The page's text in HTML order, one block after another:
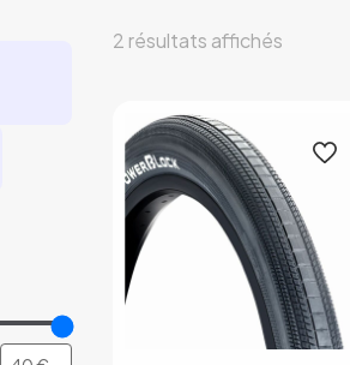
2 résultats affichésTrié